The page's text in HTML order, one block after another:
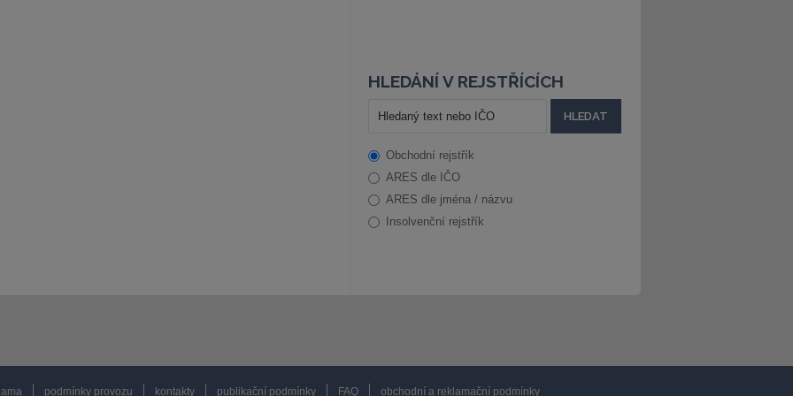
HLEDÁNÍ V REJSTŘÍCÍCH
Obchodní rejstřík
ARES dle IČO
ARES dle jména / názvu
Insolvenční rejstřík
podmínky provozu kontakty publikační podmínky FAQ obchodní a reklamační podmínky